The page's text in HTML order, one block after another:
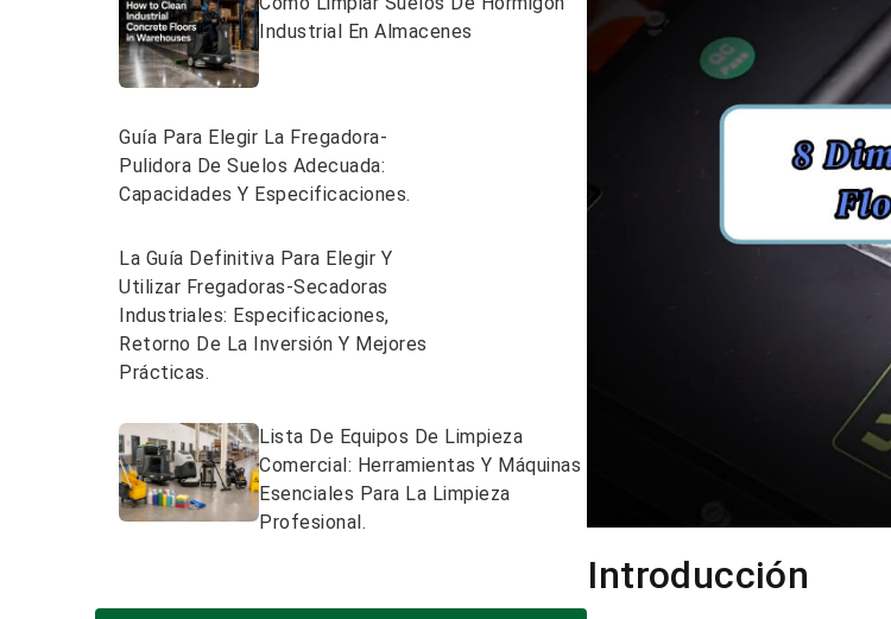
Industrial En Almacenes
Guía Para Elegir La Fregadora-
Pulidora De Suelos Adecuada:
Capacidades Y Especificaciones.
La Guía Definitiva Para Elegir Y
Utilizar Fregadoras-Secadoras
Industriales: Especificaciones,
Retorno De La Inversión Y Mejores
Prácticas.
Lista De Equipos De Limpieza
Comercial: Herramientas Y Máquinas
Esenciales Para La Limpieza
Profesional.
Introducción